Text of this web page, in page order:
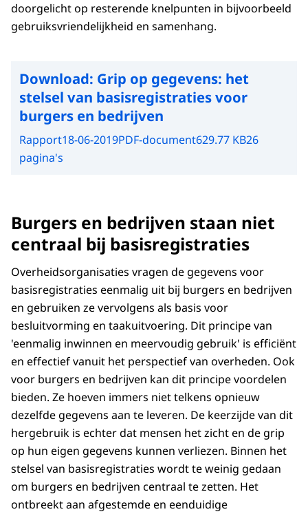
doorgelicht op resterende knelpunten in bijvoorbeeld
gebruiksvriendelijkheid en samenhang.
Download: Grip op gegevens: het
stelsel van basisregistraties voor
burgers en bedrijven
Rapport18-06-2019PDF-document629.77 KB26
pagina's
Burgers en bedrijven staan niet
centraal bij basisregistraties
Overheidsorganisaties vragen de gegevens voor
basisregistraties eenmalig uit bij burgers en bedrijven
en gebruiken ze vervolgens als basis voor
besluitvorming en taakuitvoering. Dit principe van
'eenmalig inwinnen en meervoudig gebruik' is efficiënt
en effectief vanuit het perspectief van overheden. Ook
voor burgers en bedrijven kan dit principe voordelen
bieden. Ze hoeven immers niet telkens opnieuw
dezelfde gegevens aan te leveren. De keerzijde van dit
hergebruik is echter dat mensen het zicht en de grip
op hun eigen gegevens kunnen verliezen. Binnen het
stelsel van basisregistraties wordt te weinig gedaan
om burgers en bedrijven centraal te zetten. Het
ontbreekt aan afgestemde en eenduidige